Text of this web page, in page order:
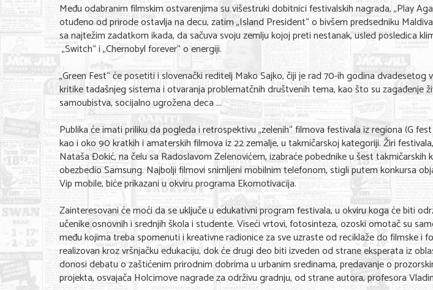
Među odabranim filmskim ostvarenjima su višestruki dobitnici festivalskih nagrada, „Play
otuđeno od prirode ostavlja na decu, zatim „Island President“ o bivšem predsedniku
sa najtežim zadatkom ikada, da sačuva svoju zemlju kojoj preti nestanak, usled posledica
„Switch“ i „Chernobyl forever“ o energiji.
„Green Fest“ će posetiti i slovenački reditelj Mako Sajko, čiji je rad 70-ih godina dvadesetog
kritike tadašnjeg sistema i otvaranja problematčnih društvenih tema, kao što su zagađenje
samoubistva, socijalno ugrožena deca ...
Publika će imati priliku da pogleda i retrospektivu „zelenih“ filmova festivala iz regiona (G
kao i oko 90 kratkih i amaterskih filmova iz 22 zemalje, u takmičarskoj kategoriji. Žiri
Nataša Đokić, na čelu sa Radoslavom Zelenovićem, izabraće pobednike u šest takmičarskih
obezbedio Samsung. Najbolji filmovi snimljeni mobilnim telefonom, stigli putem konkursa
Vip mobile, biće prikazani u okviru programa Ekomotivacija.
Zainteresovani će moći da se uključe u edukativni program festivala, u okviru koga će biti
učenike osnovnih i srednjih škola i studente. Viseći vrtovi, fotosinteza, ozoski omotač su
među kojima treba spomenuti i kreativne radionice za sve uzraste od reciklaže do filmske i
realizovan kroz vršnjačku edukaciju, dok će drugi deo biti izveden od strane eksperata iz
donosi debatu o zaštićenim prirodnim dobrima u urbanim sredinama, predavanje o
projekta, osvajača Holcimove nagrade za održivu gradnju, od strane autora, profesora